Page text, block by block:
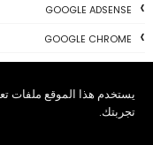
تجربتك.
GOOGLE ADSENSE
GOOGLE CHROME
HIDDEN